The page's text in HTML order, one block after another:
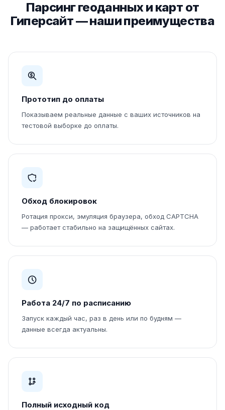
Парсинг геоданных и карт от
Гиперсайт — наши преимущества
Прототип до оплаты
Показываем реальные данные с ваших источников на
тестовой выборке до оплаты.
Обход блокировок
Ротация прокси, эмуляция браузера, обход CAPTCHA
— работает стабильно на защищённых сайтах.
Работа 24/7 по расписанию
Запуск каждый час, раз в день или по будням —
данные всегда актуальны.
Полный исходный код